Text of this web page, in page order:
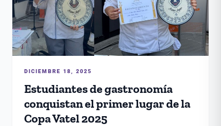
DICIEMBRE 18, 2025
Estudiantes de gastronomía
conquistan el primer lugar de la
Copa Vatel 2025